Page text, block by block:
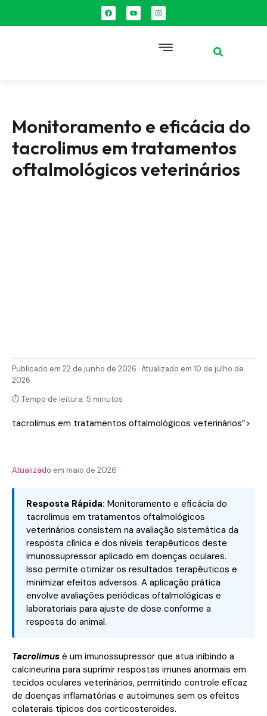
Monitoramento e eficácia do
tacrolimus em tratamentos
oftalmológicos veterinários
Publicado em 22 de junho de 2026 · Atualizado em 10 de julho de
2026
⏱ Tempo de leitura: 5 minutos
tacrolimus em tratamentos oftalmológicos veterinários”>
Atualizado em maio de 2026
Resposta Rápida: Monitoramento e eficácia do
tacrolimus em tratamentos oftalmológicos
veterinários consistem na avaliação sistemática da
resposta clínica e dos níveis terapêuticos deste
imunossupressor aplicado em doenças oculares.
Isso permite otimizar os resultados terapêuticos e
minimizar efeitos adversos. A aplicação prática
envolve avaliações periódicas oftalmológicas e
laboratoriais para ajuste de dose conforme a
resposta do animal.
Tacrolimus é um imunossupressor que atua inibindo a
calcineurina para suprimir respostas imunes anormais em
tecidos oculares veterinários, permitindo controle eficaz
de doenças inflamatórias e autoimunes sem os efeitos
colaterais típicos dos corticosteroides.